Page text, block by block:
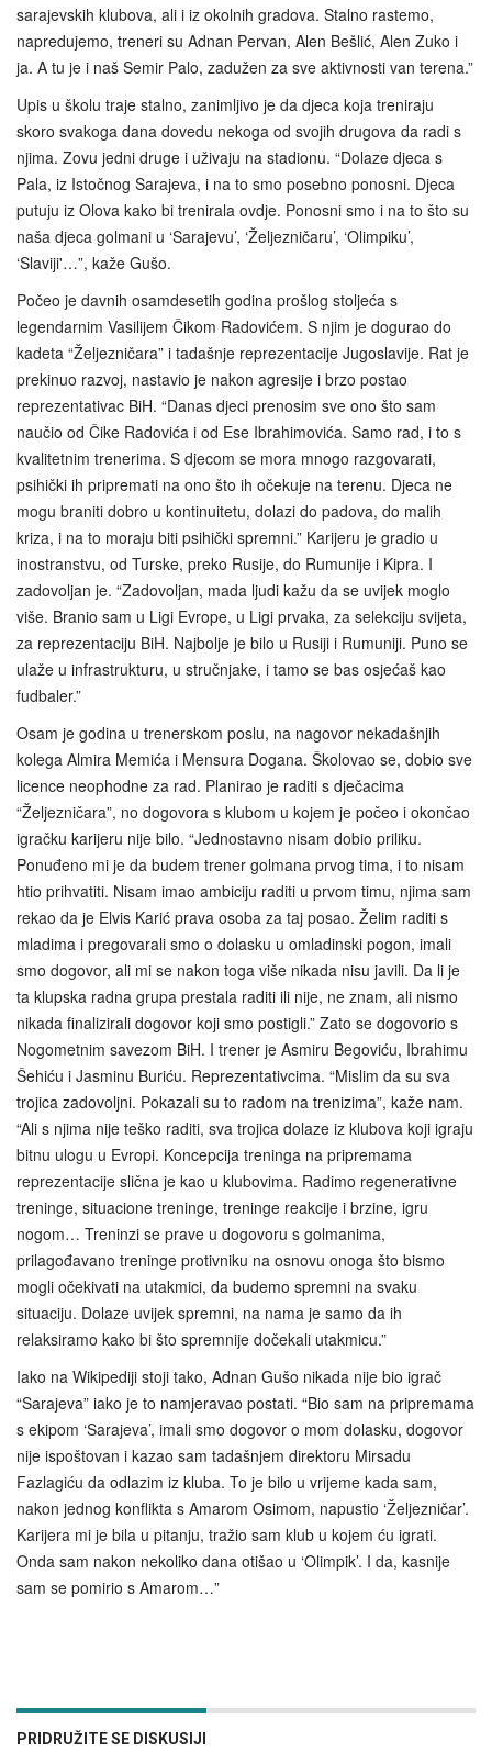
sarajevskih klubova, ali i iz okolnih gradova. Stalno rastemo,
napredujemo, treneri su Adnan Pervan, Alen Bešlić, Alen Zuko i
ja. A tu je i naš Semir Palo, zadužen za sve aktivnosti van terena.”
Upis u školu traje stalno, zanimljivo je da djeca koja treniraju
skoro svakoga dana dovedu nekoga od svojih drugova da radi s
njima. Zovu jedni druge i uživaju na stadionu. “Dolaze djeca s
Pala, iz Istočnog Sarajeva, i na to smo posebno ponosni. Djeca
putuju iz Olova kako bi trenirala ovdje. Ponosni smo i na to što su
naša djeca golmani u ‘Sarajevu’, ‘Željezničaru’, ‘Olimpiku’,
‘Slaviji'…”, kaže Gušo.
Počeo je davnih osamdesetih godina prošlog stoljeća s
legendarnim Vasilijem Čikom Radovićem. S njim je dogurao do
kadeta “Željezničara” i tadašnje reprezentacije Jugoslavije. Rat je
prekinuo razvoj, nastavio je nakon agresije i brzo postao
reprezentativac BiH. “Danas djeci prenosim sve ono što sam
naučio od Čike Radovića i od Ese Ibrahimovića. Samo rad, i to s
kvalitetnim trenerima. S djecom se mora mnogo razgovarati,
psihički ih pripremati na ono što ih očekuje na terenu. Djeca ne
mogu braniti dobro u kontinuitetu, dolazi do padova, do malih
kriza, i na to moraju biti psihički spremni.” Karijeru je gradio u
inostranstvu, od Turske, preko Rusije, do Rumunije i Kipra. I
zadovoljan je. “Zadovoljan, mada ljudi kažu da se uvijek moglo
više. Branio sam u Ligi Evrope, u Ligi prvaka, za selekciju svijeta,
za reprezentaciju BiH. Najbolje je bilo u Rusiji i Rumuniji. Puno se
ulaže u infrastrukturu, u stručnjake, i tamo se bas osjećaš kao
fudbaler.”
Osam je godina u trenerskom poslu, na nagovor nekadašnjih
kolega Almira Memića i Mensura Dogana. Školovao se, dobio sve
licence neophodne za rad. Planirao je raditi s dječacima
“Željezničara”, no dogovora s klubom u kojem je počeo i okončao
igračku karijeru nije bilo. “Jednostavno nisam dobio priliku.
Ponuđeno mi je da budem trener golmana prvog tima, i to nisam
htio prihvatiti. Nisam imao ambiciju raditi u prvom timu, njima sam
rekao da je Elvis Karić prava osoba za taj posao. Želim raditi s
mladima i pregovarali smo o dolasku u omladinski pogon, imali
smo dogovor, ali mi se nakon toga više nikada nisu javili. Da li je
ta klupska radna grupa prestala raditi ili nije, ne znam, ali nismo
nikada finalizirali dogovor koji smo postigli.” Zato se dogovorio s
Nogometnim savezom BiH. I trener je Asmiru Begoviću, Ibrahimu
Šehiću i Jasminu Buriću. Reprezentativcima. “Mislim da su sva
trojica zadovoljni. Pokazali su to radom na trenizima”, kaže nam.
“Ali s njima nije teško raditi, sva trojica dolaze iz klubova koji igraju
bitnu ulogu u Evropi. Koncepcija treninga na pripremama
reprezentacije slična je kao u klubovima. Radimo regenerativne
treninge, situacione treninge, treninge reakcije i brzine, igru
nogom… Treninzi se prave u dogovoru s golmanima,
prilagođavano treninge protivniku na osnovu onoga što bismo
mogli očekivati na utakmici, da budemo spremni na svaku
situaciju. Dolaze uvijek spremni, na nama je samo da ih
relaksiramo kako bi što spremnije dočekali utakmicu.”
Iako na Wikipediji stoji tako, Adnan Gušo nikada nije bio igrač
“Sarajeva” iako je to namjeravao postati. “Bio sam na pripremama
s ekipom ‘Sarajeva’, imali smo dogovor o mom dolasku, dogovor
nije ispoštovan i kazao sam tadašnjem direktoru Mirsadu
Fazlagiću da odlazim iz kluba. To je bilo u vrijeme kada sam,
nakon jednog konflikta s Amarom Osimom, napustio ‘Željezničar’.
Karijera mi je bila u pitanju, tražio sam klub u kojem ću igrati.
Onda sam nakon nekoliko dana otišao u ‘Olimpik’. I da, kasnije
sam se pomirio s Amarom…”
PRIDRUŽITE SE DISKUSIJI